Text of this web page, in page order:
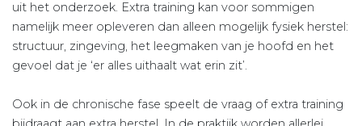
uit het onderzoek. Extra training kan voor sommigen
namelijk meer opleveren dan alleen mogelijk fysiek herstel:
structuur, zingeving, het leegmaken van je hoofd en het
gevoel dat je ‘er alles uithaalt wat erin zit’.
Ook in de chronische fase speelt de vraag of extra training